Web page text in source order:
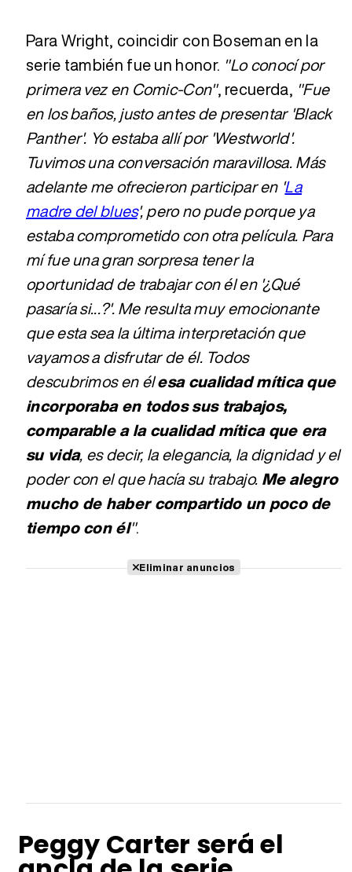
Para Wright, coincidir con Boseman en la
serie también fue un honor. "Lo conocí por
primera vez en Comic-Con", recuerda, "Fue
en los baños, justo antes de presentar 'Black
Panther'. Yo estaba allí por 'Westworld'.
Tuvimos una conversación maravillosa. Más
adelante me ofrecieron participar en 'La
madre del blues', pero no pude porque ya
estaba comprometido con otra película. Para
mí fue una gran sorpresa tener la
oportunidad de trabajar con él en '¿Qué
pasaría si...?'. Me resulta muy emocionante
que esta sea la última interpretación que
vayamos a disfrutar de él. Todos
descubrimos en élesa cualidad mítica que
incorporaba en todos sus trabajos,
comparable a la cualidad mítica que era
su vida, es decir, la elegancia, la dignidad y el
poder con el que hacía su trabajo. Me alegro
mucho de haber compartido un poco de
tiempo con él".
Eliminar anuncios
Peggy Carter será el